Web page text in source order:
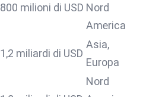
800 milioni di USD Nord
America
1,2 miliardi di USD
Asia,
Europa
Nord